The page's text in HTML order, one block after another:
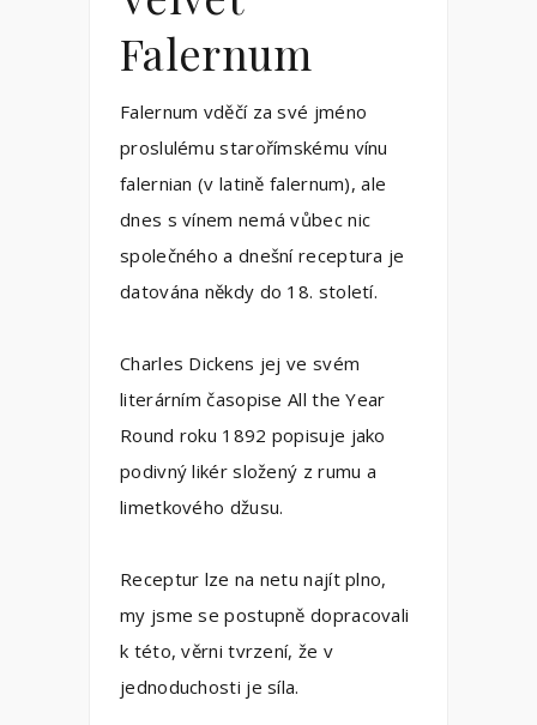
Falernum
Falernum vděčí za své jméno
proslulému starořímskému vínu
falernian (v latině falernum), ale
dnes s vínem nemá vůbec nic
společného a dnešní receptura je
datována někdy do 18. století.
Charles Dickens jej ve svém
literárním časopise All the Year
Round roku 1892 popisuje jako
podivný likér složený z rumu a
limetkového džusu.
Receptur lze na netu najít plno,
my jsme se postupně dopracovali
k této, věrni tvrzení, že v
jednoduchosti je síla.